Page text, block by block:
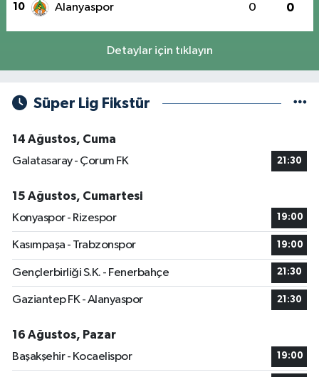
10 Alanyaspor 0 0
Detaylar için tıklayın
Süper Lig Fikstür
14 Ağustos, Cuma
Galatasaray - Çorum FK
21:30
15 Ağustos, Cumartesi
Konyaspor - Rizespor
19:00
Kasımpaşa - Trabzonspor 19:00
Gençlerbirliği S.K. - Fenerbahçe 21:30
Gaziantep FK - Alanyaspor 21:30
16 Ağustos, Pazar
Başakşehir - Kocaelispor
19:00